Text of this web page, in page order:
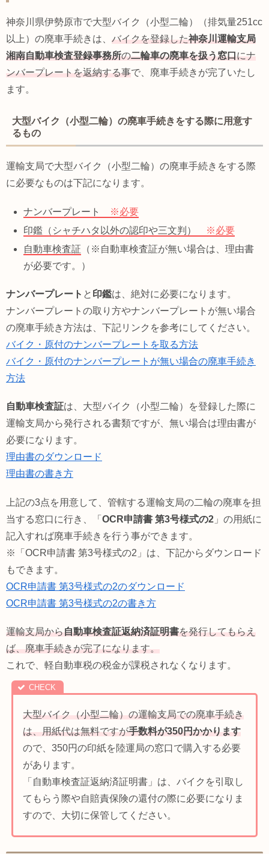
神奈川県伊勢原市で大型バイク（小型二輪）（排気量251cc
以上）の廃車手続きは、 バイクを登録した神奈川運輸支局
湘南自動車検査登録事務所の二輪車の廃車を扱う窓口にナ
ンバープレートを返納する事で、廃車手続きが完了いたし
ます。
大型バイク（小型二輪）の廃車手続きをする際に用意す
るもの
運輸支局で大型バイク（小型二輪）の廃車手続きをする際
に必要なものは下記になります。
ナンバープレート
※必要
印鑑（シャチハタ以外の認印や三文判）
※必要
自動車検査証 （※自動車検査証が無い場合は、理由書
が必要です。）
ナンバープレート と 印鑑は、絶対に必要になります。
ナンバープレートの取り方やナンバープレートが無い場合
の廃車手続き方法は、下記リンクを参考にしてください。
バイク・原付のナンバープレートを取る方法
バイク・原付のナンバープレートが無い場合の廃車手続き
方法
自動車検査証は、大型バイク（小型二輪）を登録した際に
運輸支局から発行される書類ですが、無い場合は理由書が
必要になります。
理由書のダウンロード
理由書の書き方
上記の3点を用意して、管轄する運輸支局の二輪の廃車を担
当する窓口に行き、「 OCR申請書 第3号様式の2 」の用紙に
記入すれば廃車手続きを行う事ができます。
※「OCR申請書 第3号様式の2」は、下記からダウンロード
もできます。
OCR申請書 第3号様式の2のダウンロード
OCR申請書 第3号様式の2の書き方
運輸支局から自動車検査証返納済証明書を発行してもらえ
ば、廃車手続きが完了になります。
これで、軽自動車税の税金が課税されなくなります。
大型バイク（小型二輪）の運輸支局での廃車手続き
は、用紙代は無料ですが手数料が350円かかります
ので、350円の印紙を陸運局の窓口で購入する必要
があります。
「自動車検査証返納済証明書」は、バイクを引取し
てもらう際や自賠責保険の還付の際に必要になりま
すので、大切に保管してください。